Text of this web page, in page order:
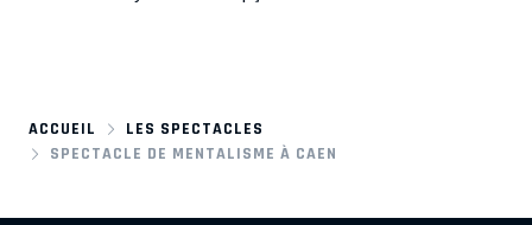
ACCUEIL
LES SPECTACLES
SPECTACLE DE MENTALISME À CAEN